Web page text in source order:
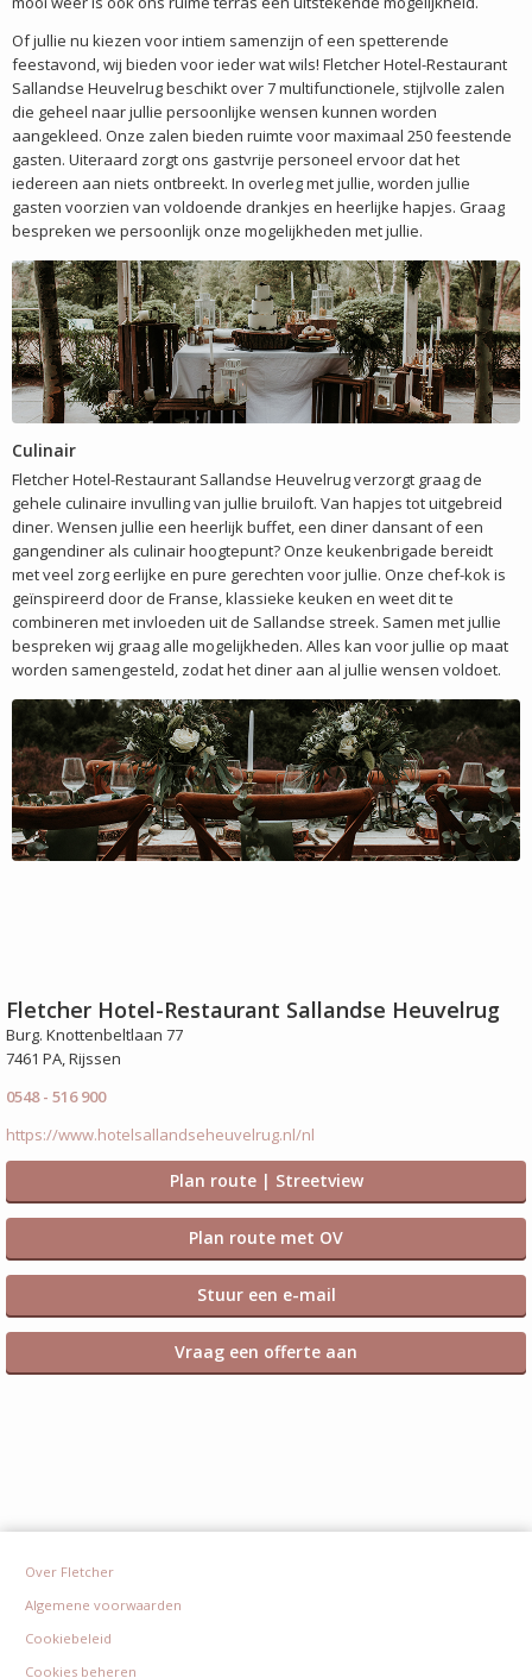
Of jullie nu kiezen voor intiem samenzijn of een spetterende
feestavond, wij bieden voor ieder wat wils! Fletcher Hotel-Restaurant
Sallandse Heuvelrug beschikt over 7 multifunctionele, stijlvolle zalen
die geheel naar jullie persoonlijke wensen kunnen worden
aangekleed. Onze zalen bieden ruimte voor maximaal 250 feestende
gasten. Uiteraard zorgt ons gastvrije personeel ervoor dat het
iedereen aan niets ontbreekt. In overleg met jullie, worden jullie
gasten voorzien van voldoende drankjes en heerlijke hapjes. Graag
bespreken we persoonlijk onze mogelijkheden met jullie.
Culinair
Fletcher Hotel-Restaurant Sallandse Heuvelrug verzorgt graag de
gehele culinaire invulling van jullie bruiloft. Van hapjes tot uitgebreid
diner. Wensen jullie een heerlijk buffet, een diner dansant of een
gangendiner als culinair hoogtepunt? Onze keukenbrigade bereidt
met veel zorg eerlijke en pure gerechten voor jullie. Onze chef-kok is
geïnspireerd door de Franse, klassieke keuken en weet dit te
combineren met invloeden uit de Sallandse streek. Samen met jullie
bespreken wij graag alle mogelijkheden. Alles kan voor jullie op maat
worden samengesteld, zodat het diner aan al jullie wensen voldoet.
Fletcher Hotel-Restaurant Sallandse Heuvelrug
Burg. Knottenbeltlaan 77
7461 PA, Rijssen
0548 - 516 900
https://www.hotelsallandseheuvelrug.nl/nl
Plan route | Streetview
Plan route met OV
Stuur een e-mail
Vraag een offerte aan
Over Fletcher
Algemene voorwaarden
Cookiebeleid
Cookies beheren